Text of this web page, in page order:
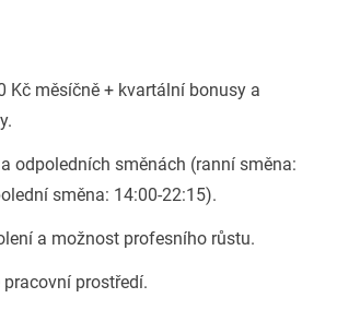
Kč měsíčně + kvartální bonusy a
odpoledních směnách (ranní směna:
směna: 14:00-22:15).
a možnost profesního růstu.
prostředí.